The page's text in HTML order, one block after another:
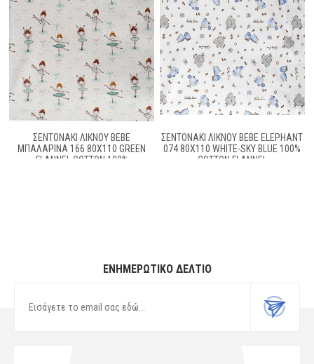
ΣΕΝΤΟΝΑΚΙ ΛΙΚΝΟΥ BEBE
ΜΠΑΛΑΡΊΝΑ 166 80Χ110 GREEN
FLANNEL COTTON 100%
ΣΕΝΤΟΝΆΚΙ ΛΊΚΝΟΥ BEBE ELEPHANT
074 80X110 WHITE-SKY BLUE 100%
COTTON FLANNEL
ΕΝΗΜΕΡΩΤΙΚΌ ΔΕΛΤΊΟ